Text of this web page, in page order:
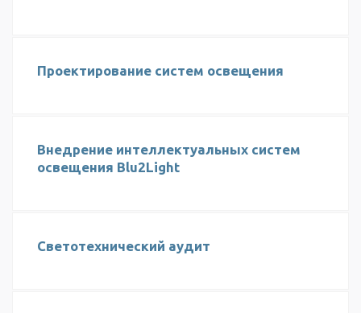
Проектирование систем освещения
Внедрение интеллектуальных систем
освещения Blu2Light
Светотехнический аудит